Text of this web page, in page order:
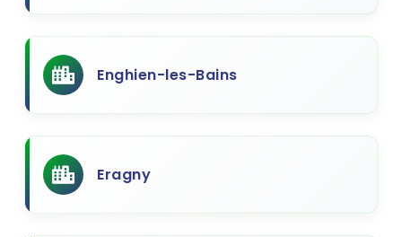
Enghien-les-Bains
Eragny